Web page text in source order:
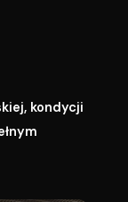
kondycji